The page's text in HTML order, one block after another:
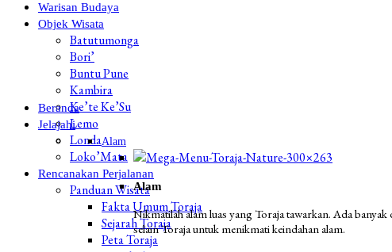
Warisan Budaya
Objek Wisata
Batutumonga
Bori’
Buntu Pune
Kambira
Ke’te Ke’Su
Lemo
Londa
Loko’Mata
Rencanakan Perjalanan
Panduan Wisata
Fakta Umum Toraja
Sejarah Toraja
Peta Toraja
Beranda
Jelajahi
Alam
Alam
Nikmatilah alam luas yang Toraja tawarkan. Ada
selain Toraja untuk menikmati keindahan alam.